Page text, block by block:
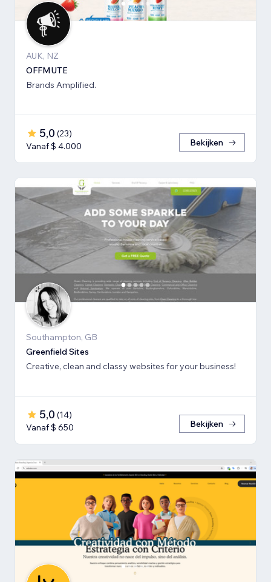
AUK, NZ
OFFMUTE
Brands Amplified.
5,0 (23)
Vanaf $ 4.000
Bekijken
Southampton, GB
Greenfield Sites
Creative, clean and classy websites for your business!
5,0 (14)
Vanaf $ 650
Bekijken